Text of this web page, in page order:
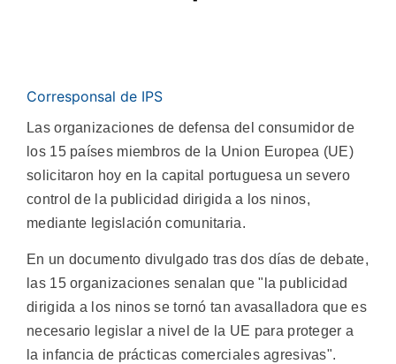
Corresponsal de IPS
Las organizaciones de defensa del consumidor de
los 15 países miembros de la Union Europea (UE)
solicitaron hoy en la capital portuguesa un severo
control de la publicidad dirigida a los ninos,
mediante legislación comunitaria.
En un documento divulgado tras dos días de debate,
las 15 organizaciones senalan que "la publicidad
dirigida a los ninos se tornó tan avasalladora que es
necesario legislar a nivel de la UE para proteger a
la infancia de prácticas comerciales agresivas".